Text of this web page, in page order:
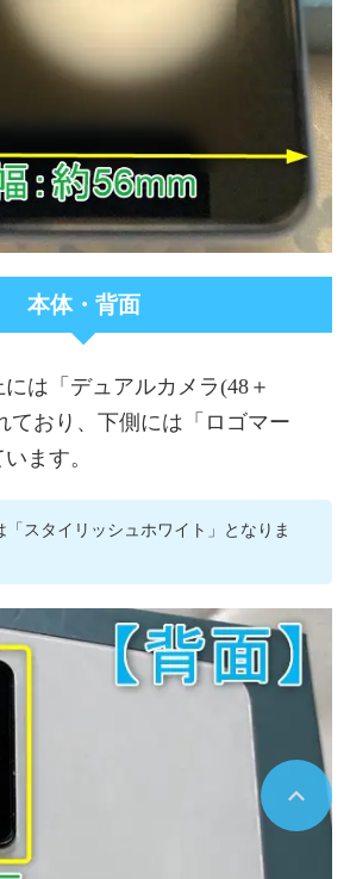
本体・背面
は「デュアルカメラ(48＋
ており、下側には「ロゴマー
ます。
「スタイリッシュホワイト」となりま